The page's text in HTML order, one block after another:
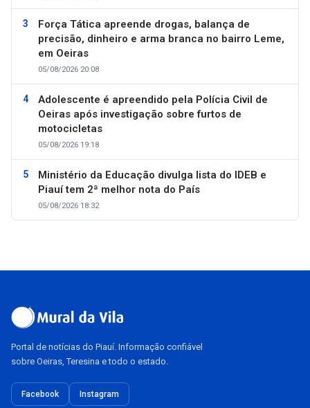
Força Tática apreende drogas, balança de
precisão, dinheiro e arma branca no bairro Leme,
em Oeiras
05/08/2026 20:08
Adolescente é apreendido pela Polícia Civil de
Oeiras após investigação sobre furtos de
motocicletas
05/08/2026 19:18
Ministério da Educação divulga lista do IDEB e
Piauí tem 2ª melhor nota do País
05/08/2026 18:32
Portal de notícias do Piauí. Informação confiável
sobre Oeiras, Teresina e todo o estado.
Facebook Instagram